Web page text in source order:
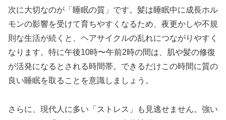
次に大切なのが「睡眠の質」です。髪は睡眠中に成長ホル
モンの影響を受けて育ちやすくなるため、夜更かしや不規
則な生活が続くと、ヘアサイクルの乱れにつながりやすく
なります。特に午後10時〜午前2時の間は、肌や髪の修復
が活発になるとされる時間帯。できるだけこの時間に質の
良い睡眠を取ることを意識しましょう。
さらに、現代人に多い「ストレス」も見逃せません。強い